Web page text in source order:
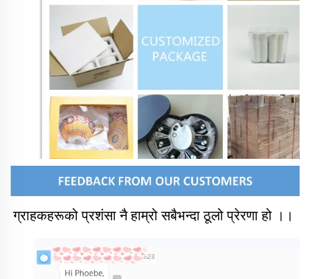
ग्राहकहरूको प्रशंसा नै हाम्रो सबैभन्दा ठूलो प्रेरणा हो ।।